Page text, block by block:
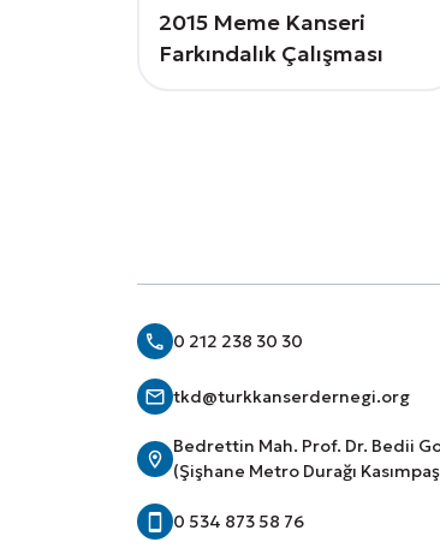
2015 Meme Kanseri
Farkındalık Çalışması
0 212 238 30 30
tkd@turkkanserdernegi.org
Bedrettin Mah. Prof. Dr. Bedii
(Şişhane Metro Durağı
0 534 873 58 76